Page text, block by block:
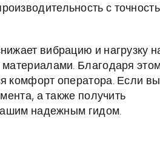
с
вибрацию и нагрузку
Благодаря
комфорт оператора. Если вы
а также получить
надежным гидом.